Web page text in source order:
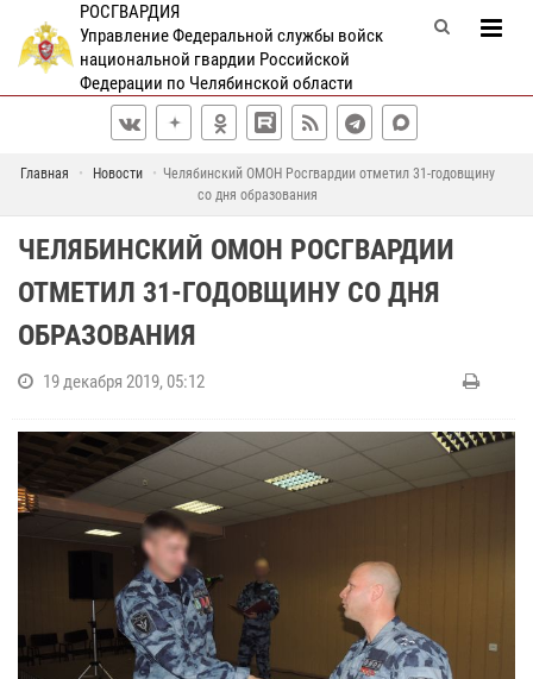
РОСГВАРДИЯ
Управление Федеральной службы войск
национальной гвардии Российской
Федерации по Челябинской области
Главная Новости
Челябинский ОМОН Росгвардии отметил 31-годовщину
со дня образования
ЧЕЛЯБИНСКИЙ ОМОН РОСГВАРДИИ
ОТМЕТИЛ 31-ГОДОВЩИНУ СО ДНЯ
ОБРАЗОВАНИЯ
19 декабря 2019, 05:12